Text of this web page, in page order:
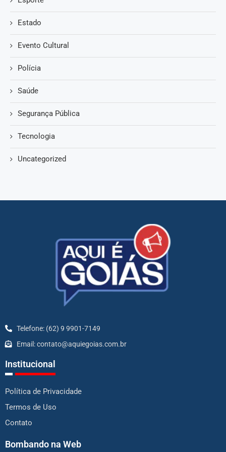
Estado
Evento Cultural
Polícia
Saúde
Segurança Pública
Tecnologia
Uncategorized
Telefone: (62) 9 9901-7149
Email: contato@aquiegoias.com.br
Institucional
Política de Privacidade
Termos de Uso
Contato
Bombando na Web